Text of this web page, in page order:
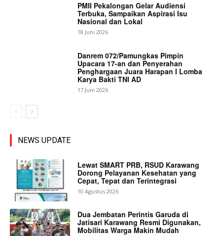
PMII Pekalongan Gelar Audiensi
Terbuka, Sampaikan Aspirasi Isu
Nasional dan Lokal
18 Juni 2026
Danrem 072/Pamungkas Pimpin
Upacara 17-an dan Penyerahan
Penghargaan Juara Harapan I Lomba
Karya Bakti TNI AD
17 Juni 2026
NEWS UPDATE
Lewat SMART PRB, RSUD Karawang
Dorong Pelayanan Kesehatan yang
Cepat, Tepat dan Terintegrasi
10 Agustus 2026
Dua Jembatan Perintis Garuda di
Jatisari Karawang Resmi Digunakan,
Mobilitas Warga Makin Mudah